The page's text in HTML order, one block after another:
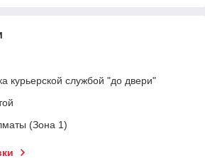
курьерской службой "до двери"
(Зона 1)